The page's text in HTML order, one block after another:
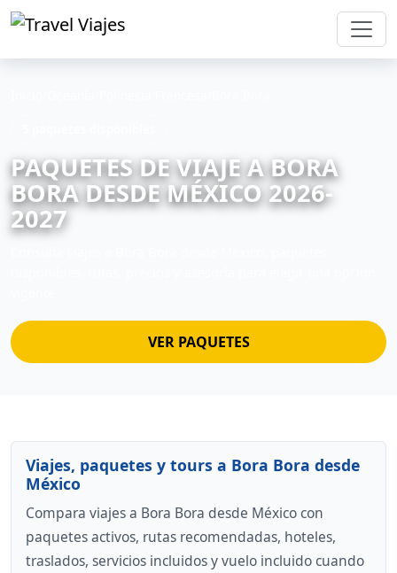
PAQUETES DE VIAJE A BORA
BORA DESDE MÉXICO 2026-
2027
VER PAQUETES
Viajes, paquetes y tours a Bora Bora desde
México
Compara viajes a Bora Bora desde México con
paquetes activos, rutas recomendadas, hoteles,
traslados, servicios incluidos y vuelo incluido cuando